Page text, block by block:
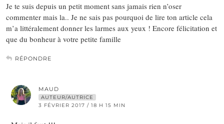
Je te suis depuis un petit moment sans jamais rien n’oser
commenter mais la.. Je ne sais pas pourquoi de lire ton article cela
m’a littéralement donner les larmes aux yeux ! Encore félicitation et
que du bonheur à votre petite famille
RÉPONDRE
MAUD
AUTEUR/AUTRICE
3 FÉVRIER 2017 / 18 H 15 MIN